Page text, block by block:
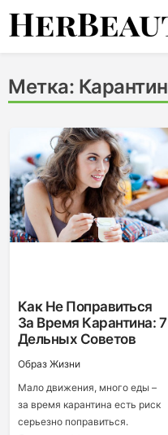
Skip
Метка: Карантин
Как Не Поправиться
За Время Карантина: 7
Дельных Советов
Образ Жизни
Мало движения, много еды –
за время карантина есть риск
серьезно поправиться.